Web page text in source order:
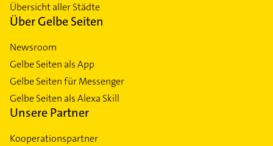
Übersicht aller Städte
Über Gelbe Seiten
Newsroom
Gelbe Seiten als App
Gelbe Seiten für Messenger
Gelbe Seiten als Alexa Skill
Unsere Partner
Kooperationspartner